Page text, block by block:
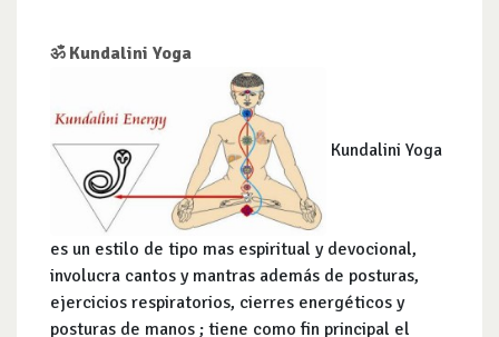
ॐ Kundalini Yoga
Kundalini Yoga
es un estilo de tipo mas espiritual y devocional,
involucra cantos y mantras además de posturas,
ejercicios respiratorios, cierres energéticos y
posturas de manos ; tiene como fin principal el